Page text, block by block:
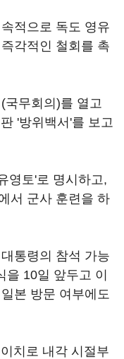
적으로 독도 영유
각적인 철회를 촉
국무회의)를 열고
'방위백서'를 보고
영토'로 명시하고,
서 군사 훈련을 하
통령의 참석 가능
10일 앞두고 이
본 방문 여부에도
치로 내각 시절부